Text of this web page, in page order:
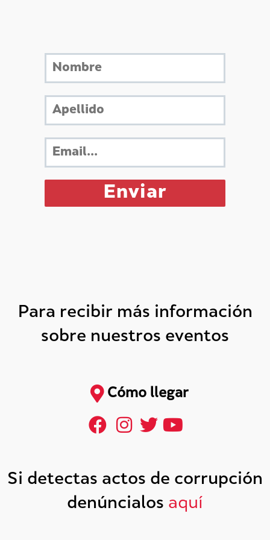
Para recibir más información
sobre nuestros eventos
Cómo llegar
Si detectas actos de corrupción
denúncialos aquí